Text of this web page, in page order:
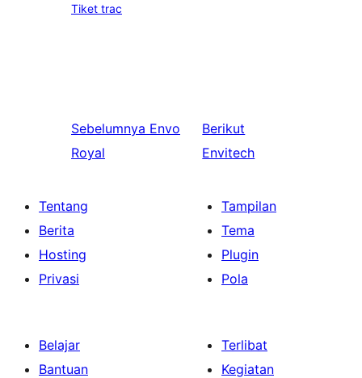
Tiket trac
Sebelumnya Envo
Royal
Berikut
Envitech
Tentang
Berita
Hosting
Privasi
Tampilan
Tema
Plugin
Pola
Belajar
Bantuan
Terlibat
Kegiatan